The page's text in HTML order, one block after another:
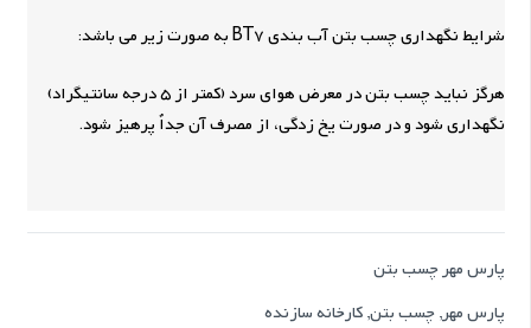
شرایط نگهداری چسب بتن آب بندی BT7 به صورت زیر می باشد:
هرگز نباید چسب بتن در معرض هوای سرد (کمتر از 5 درجه سانتیگراد)
نگهداری شود و در صورت یخ زدگی، از مصرف آن جداٌ پرهیز شود.
پارس مهر چسب بتن
پارس مهر,چسب بتن,کارخانه سازنده